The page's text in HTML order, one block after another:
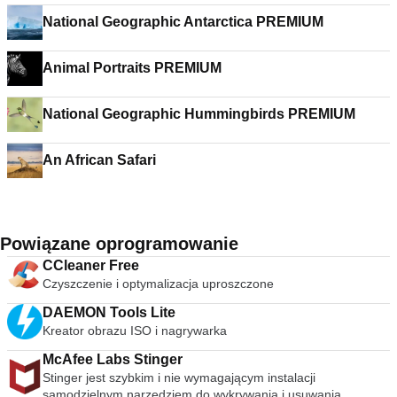
National Geographic Antarctica PREMIUM
Animal Portraits PREMIUM
National Geographic Hummingbirds PREMIUM
An African Safari
Powiązane oprogramowanie
CCleaner Free
Czyszczenie i optymalizacja uproszczone
DAEMON Tools Lite
Kreator obrazu ISO i nagrywarka
McAfee Labs Stinger
Stinger jest szybkim i nie wymagającym instalacji